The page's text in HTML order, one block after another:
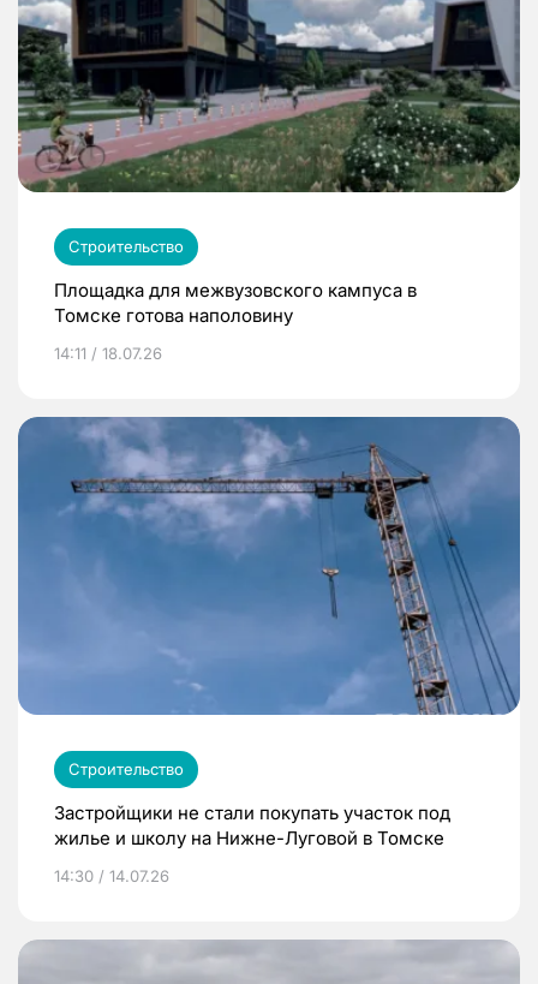
Строительство
Площадка для межвузовского кампуса в
Томске готова наполовину
14:11 / 18.07.26
Строительство
Застройщики не стали покупать участок под
жилье и школу на Нижне-Луговой в Томске
14:30 / 14.07.26